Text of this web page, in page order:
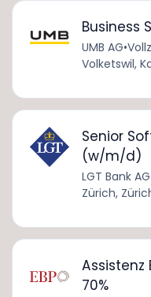
Business
UMB AG•
Volketswil,
Senior
(w/m/d)
LGT Bank AG
Zürich,
70%